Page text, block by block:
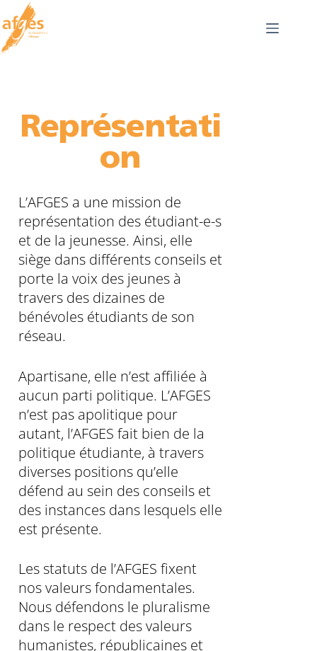
Représentati
on
L’AFGES a une mission de
représentation des étudiant-e-s
et de la jeunesse. Ainsi, elle
siège dans différents conseils et
porte la voix des jeunes à
travers des dizaines de
bénévoles étudiants de son
réseau.
Apartisane, elle n’est affiliée à
aucun parti politique. L’AFGES
n’est pas apolitique pour
autant, l’AFGES fait bien de la
politique étudiante, à travers
diverses positions qu’elle
défend au sein des conseils et
des instances dans lesquels elle
est présente.
Les statuts de l’AFGES fixent
nos valeurs fondamentales.
Nous défendons le pluralisme
dans le respect des valeurs
humanistes, républicaines et